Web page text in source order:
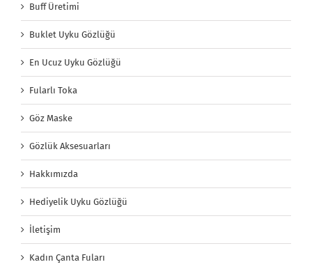
Buff Üretimi
Buklet Uyku Gözlüğü
En Ucuz Uyku Gözlüğü
Fularlı Toka
Göz Maske
Gözlük Aksesuarları
Hakkımızda
Hediyelik Uyku Gözlüğü
İletişim
Kadın Çanta Fuları